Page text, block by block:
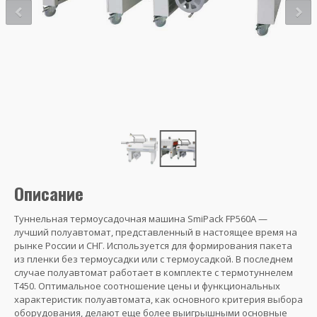
Описание
Туннельная термоусадочная машина SmiPack FP560A —
лучший полуавтомат, представленный в настоящее время на
рынке России и СНГ. Используется для формирования пакета
из пленки без термоусадки или с термоусадкой. В последнем
случае полуавтомат работает в комплекте с термотуннелем
T450. Оптимальное соотношение цены и функциональных
характеристик полуавтомата, как основного критерия выбора
оборудования, делают еще более выигрышными основные